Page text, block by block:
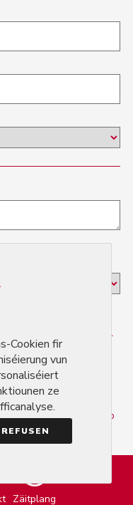
Zäitplang
ginn, ginn an
'Markeasy
vun 'Gastronomie.lu') fir
'Gastronomie.lu'.
aktiv) a sinn nëmme fir
Communication'
kënnt Dir Äert Recht op
ausüben an se
'Gastronomie.lu'
Cookien fir
vun
ze
REFUSEN